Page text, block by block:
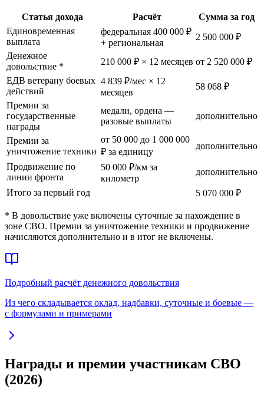
Статья дохода Расчёт
Сумма за год
Единовременная
выплата
федеральная 400 000 ₽
+ региональная
2 500 000 ₽
Денежное
довольствие *
210 000 ₽ × 12 месяцев от 2 520 000 ₽
ЕДВ ветерану боевых
действий
4 839 ₽/мес × 12
месяцев
58 068 ₽
Премии за
государственные
награды
медали, ордена —
разовые выплаты
дополнительно
Премии за
уничтожение техники
от 50 000 до 1 000 000
₽ за единицу
дополнительно
Продвижение по
линии фронта
50 000 ₽/км за
километр
дополнительно
Итого за первый год 5 070 000 ₽
* В довольствие уже включены суточные за нахождение в
зоне СВО. Премии за уничтожение техники и продвижение
начисляются дополнительно и в итог не включены.
Подробный расчёт денежного довольствия
Из чего складывается оклад, надбавки, суточные и боевые —
с формулами и примерами
Награды и премии участникам СВО
(2026)